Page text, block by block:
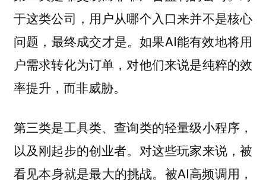
于这类公司，用户从哪个入口来并不是核心
问题，最终成交才是。如果AI能有效地将用
户需求转化为订单，对他们来说是纯粹的效
率提升，而非威胁。
第三类是工具类、查询类的轻量级小程序，
以及刚起步的创业者。对这些玩家来说，被
看见本身就是最大的挑战。被AI高频调用，